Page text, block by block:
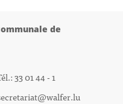
de
33 01 44 - 1